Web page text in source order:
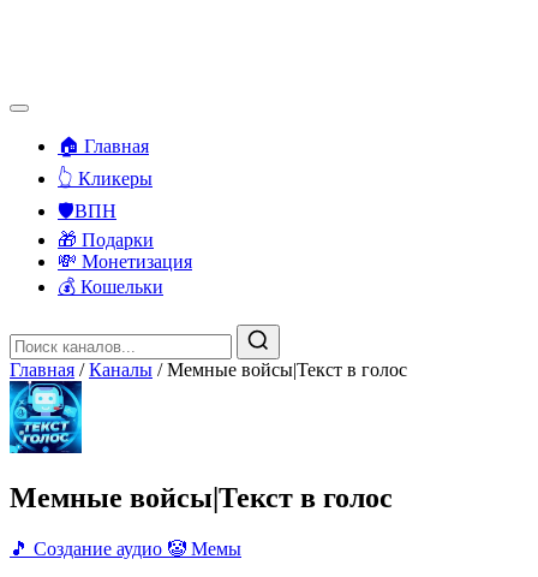
🏠 Главная
👆 Кликеры
🛡️ВПН
🎁 Подарки
💸 Монетизация
💰 Кошельки
Главная / Каналы / Мемные войсы|Текст в голос
Мемные войсы|Текст в голос
🎵 Создание аудио 🤡 Мемы